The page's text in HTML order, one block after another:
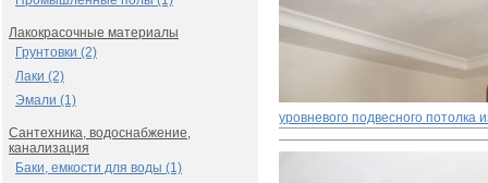
Лакокрасочные материалы
Грунтовки (2)
Лаки (2)
Эмали (1)
Сантехника, водоснабжение,
канализация
Баки, емкости для воды (1)
уровневого подвесного потолка